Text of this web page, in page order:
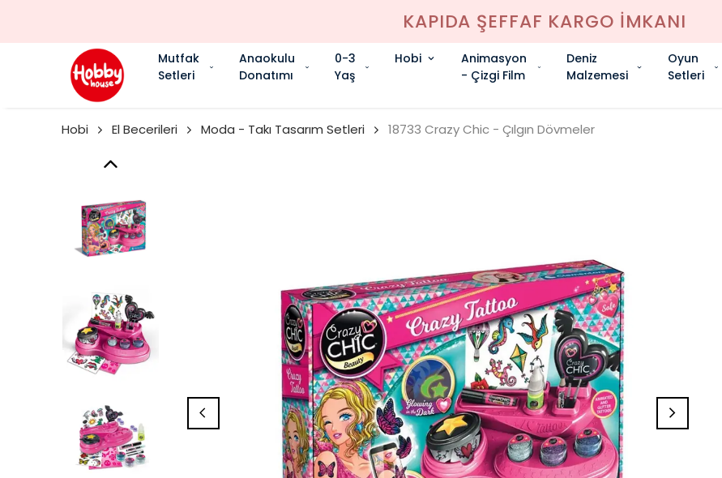
KAPIDA ŞEFFAF KARGO İMKANI
Mutfak
Setleri
Anaokulu
Donatımı
0-3
Yaş
Hobi
Animasyon
- Çizgi Film
Deniz
Malzemesi
Oyun
Setleri
Hobi El Becerileri Moda - Takı Tasarım Setleri 18733 Crazy Chic - Çılgın Dövmeler